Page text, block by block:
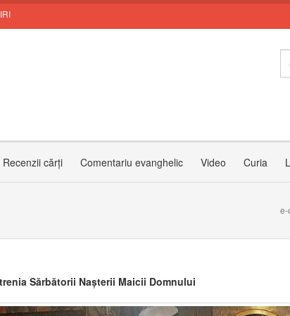
Recenzii cărți Comentariu evanghelic Video Curia
e-
Sărbătorii Nașterii Maicii Domnului